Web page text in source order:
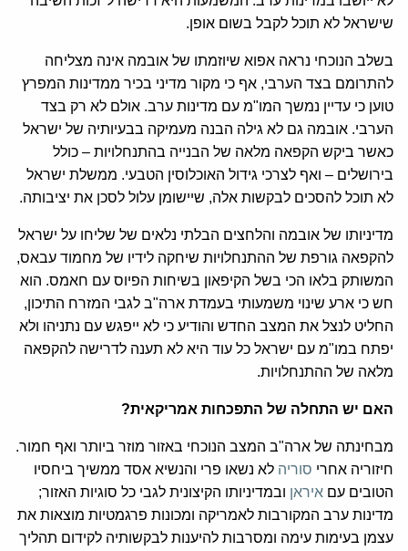
שישראל לא תוכל לקבל בשום אופן.
בשלב הנוכחי נראה אפוא שיוזמתו של אובמה אינה מצליחה
להתרומם בצד הערבי, אף כי מקור מדיני בכיר ממדינות המפרץ
טוען כי עדיין נמשך המו"מ עם מדינות ערב. אולם לא רק בצד
הערבי. אובמה גם לא גילה הבנה מעמיקה בבעיותיה של ישראל
כאשר ביקש הקפאה מלאה של הבנייה בהתנחלויות – כולל
בירושלים – ואף לצרכי גידול האוכלוסין הטבעי. ממשלת ישראל
לא תוכל להסכים לבקשות אלה, שיישומן עלול לסכן את יציבותה.
מדיניותו של אובמה והלחצים הבלתי נלאים של שליחו על ישראל
להקפאה גורפת של ההתנחלויות שיחקה לידיו של מחמוד עבאס,
המשותק בלאו הכי בשל הקיפאון בשיחות הפיוס עם חאמס. הוא
חש כי ארע שינוי משמעותי בעמדת ארה"ב לגבי המזרח התיכון,
החליט לנצל את המצב החדש והודיע כי לא ייפגש עם נתניהו ולא
יפתח במו"מ עם ישראל כל עוד היא לא תענה לדרישה להקפאה
מלאה של ההתנחלויות.
האם יש התחלה של התפכחות אמריקאית?
מבחינתה של ארה"ב המצב הנוכחי באזור מוזר ביותר ואף חמור.
חיזוריה אחרי סוריה לא נשאו פרי והנשיא אסד ממשיך ביחסיו
הטובים עם איראן ובמדיניותו הקיצונית לגבי כל סוגיות האזור;
מדינות ערב המקורבות לאמריקה ומכונות פרגמטיות מוצאות את
עצמן בעימות עימה ומסרבות להיענות לבקשותיה לקידום תהליך